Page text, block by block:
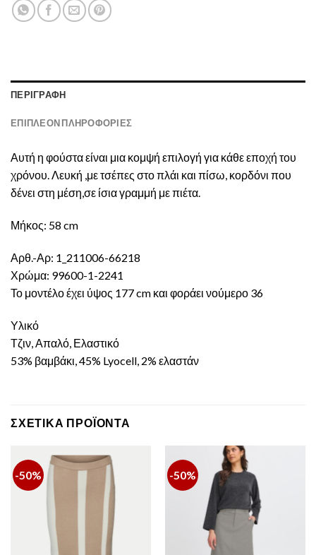
ΠΕΡΙΓΡΑΦΉ
ΕΠΙΠΛΈΟΝ ΠΛΗΡΟΦΟΡΊΕΣ
Αυτή η φούστα είναι μια κομψή επιλογή για κάθε εποχή του
χρόνου. Λευκή ,με τσέπες στο πλάι και πίσω, κορδόνι που
δένει στη μέση,σε ίσια γραμμή με πιέτα.
Μήκος: 58 cm
Αρθ.-Αρ: 1_211006-66218
Χρώμα: 99600-1-2241
Το μοντέλο έχει ύψος 177 cm και φοράει νούμερο 36
Υλικό
Τζιν, Απαλό, Ελαστικό
53% βαμβάκι, 45% Lyocell, 2% ελαστάν
ΣΧΕΤΙΚΆ ΠΡΟΪΌΝΤΑ
-50% -50%